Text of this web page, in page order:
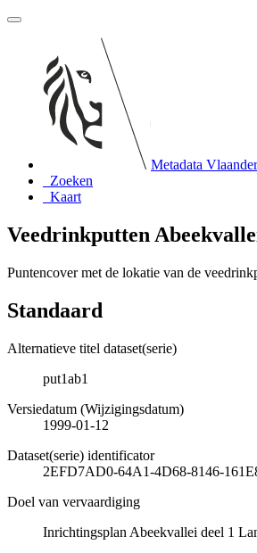
Metadata
Zoeken
Kaart
Veedrinkputten
Puntencover met de lokatie van de
Standaard
Alternatieve titel dataset(serie)
put1ab1
Versiedatum (Wijzigingsdatum)
1999-01-12
Dataset(serie) identificator
2EFD7AD0-64A1-4D68-8146-
Doel van vervaardiging
Inrichtingsplan Abeekvallei deel 1